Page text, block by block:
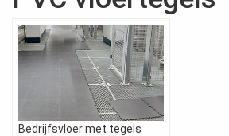
Bedrijfsvloer met tegels